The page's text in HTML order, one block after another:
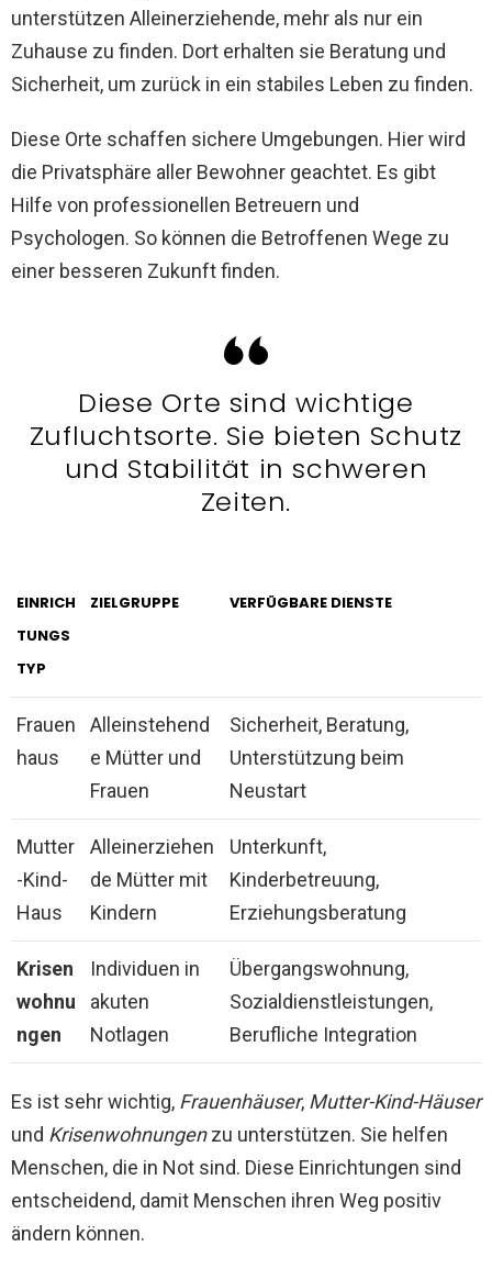
unterstützen Alleinerziehende, mehr als nur ein
Zuhause zu finden. Dort erhalten sie Beratung und
Sicherheit, um zurück in ein stabiles Leben zu finden.
Diese Orte schaffen sichere Umgebungen. Hier wird
die Privatsphäre aller Bewohner geachtet. Es gibt
Hilfe von professionellen Betreuern und
Psychologen. So können die Betroffenen Wege zu
einer besseren Zukunft finden.
Diese Orte sind wichtige
Zufluchtsorte. Sie bieten Schutz
und Stabilität in schweren
Zeiten.
EINRICH
TUNGS
TYP
ZIELGRUPPE VERFÜGBARE DIENSTE
Frauen
haus
Alleinstehend
e Mütter und
Frauen
Sicherheit, Beratung,
Unterstützung beim
Neustart
Mutter
-Kind-
Haus
Alleinerziehen
de Mütter mit
Kindern
Unterkunft,
Kinderbetreuung,
Erziehungsberatung
Krisen
wohnu
ngen
Individuen in
akuten
Notlagen
Übergangswohnung,
Sozialdienstleistungen,
Berufliche Integration
Es ist sehr wichtig, Frauenhäuser, Mutter-Kind-Häuser
und Krisenwohnungenzu unterstützen. Sie helfen
Menschen, die in Not sind. Diese Einrichtungen sind
entscheidend, damit Menschen ihren Weg positiv
ändern können.